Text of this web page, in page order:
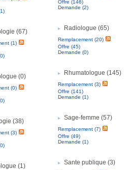
(67)
(1)
(0)
(0)
(38)
(3)
(1)
Offre (146)
Demande (2)
Radiologue (65)
Remplacement (20)
Offre (45)
Demande (0)
Rhumatologue (145)
Remplacement (3)
Offre (141)
Demande (1)
Sage-femme (57)
Remplacement (7)
Offre (49)
Demande (1)
Sante publique (3)